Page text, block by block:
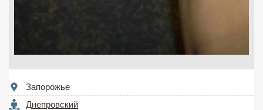
Запорожье
Днепровский